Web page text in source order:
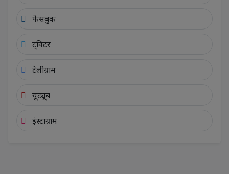
फेसबुक
ट्विटर
टेलीग्राम
यूट्यूब
इंस्टाग्राम